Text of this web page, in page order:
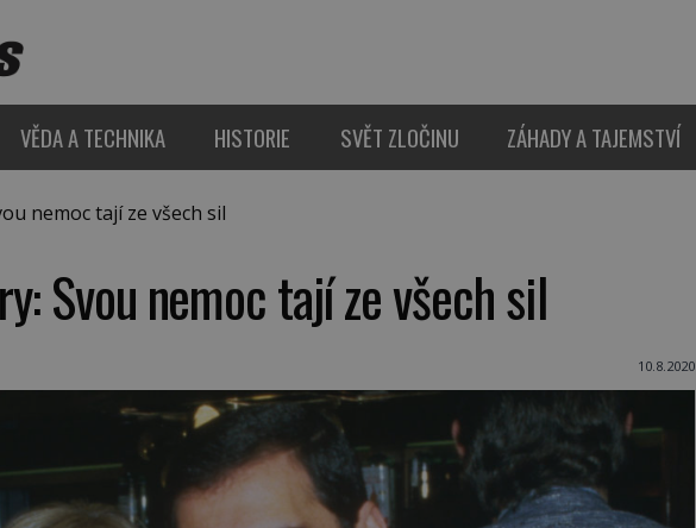
VĚDA A TECHNIKA HISTORIE SVĚT ZLOČINU ZÁHADY A TAJEMSTVÍ
nemoc tají ze všech sil
Svou nemoc tají ze všech sil
10.8.2020